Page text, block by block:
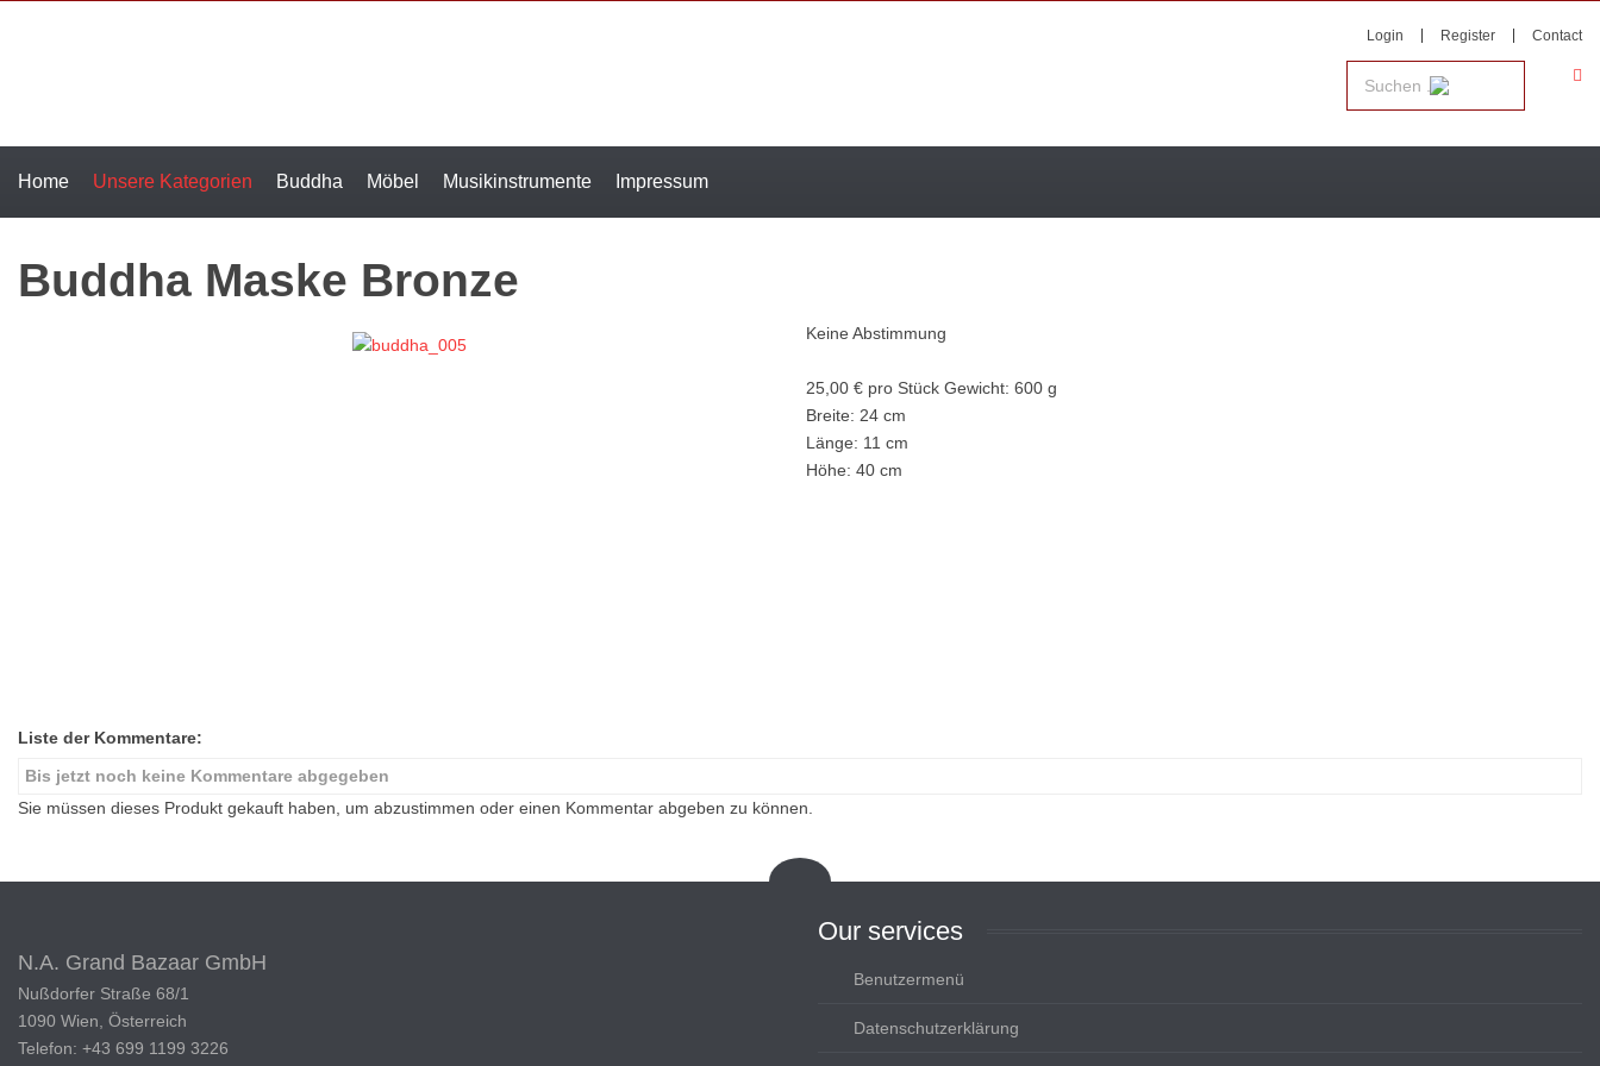
Login Register Contact
Home Unsere Kategorien Buddha Möbel Musikinstrumente Impressum
Buddha Maske Bronze
Keine Abstimmung
25,00 € pro Stück Gewicht: 600 g
Breite: 24 cm
Länge: 11 cm
Höhe: 40 cm
Liste der Kommentare:
Bis jetzt noch keine Kommentare abgegeben
Sie müssen dieses Produkt gekauft haben, um abzustimmen oder einen Kommentar abgeben zu können.
N.A. Grand Bazaar GmbH
Nußdorfer Straße 68/1
1090 Wien, Österreich
Telefon: +43 699 1199 3226
Our services
Benutzermenü
Datenschutzerklärung